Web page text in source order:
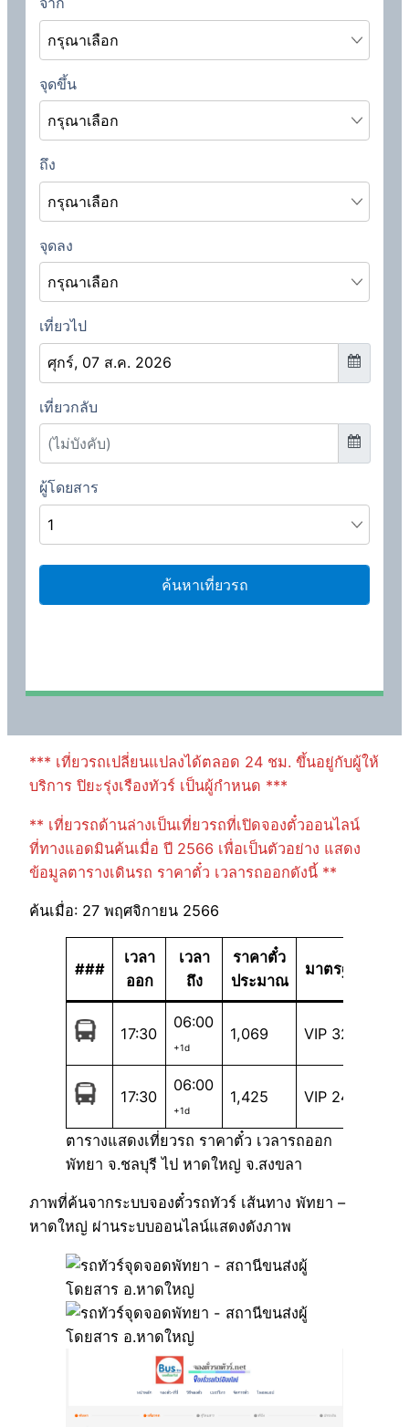
*** เที่ยวรถเปลี่ยนแปลงได้ตลอด 24 ชม. ขึ้นอยู่กับผู้ให้
บริการ ปิยะรุ่งเรืองทัวร์ เป็นผู้กำหนด ***
** เที่ยวรถด้านล่างเป็นเที่ยวรถที่เปิดจองตั๋วออนไลน์
ที่ทางแอดมินค้นเมื่อ ปี 2566 เพื่อเป็นตัวอย่าง แสดง
ข้อมูลตารางเดินรถ ราคาตั๋ว เวลารถออกดังนี้ **
ค้นเมื่อ: 27 พฤศจิกายน 2566
###
เวลา
ออก
เวลา
ถึง
ราคาตั๋ว
ประมาณ
มาตรฐาน
17:30
06:00
+1d
1,069 VIP 32
17:30
06:00
+1d
1,425 VIP 24
ตารางแสดงเที่ยวรถ ราคาตั๋ว เวลารถออก
พัทยา จ.ชลบุรี ไป หาดใหญ่ จ.สงขลา
ภาพที่ค้นจากระบบจองตั๋วรถทัวร์ เส้นทาง พัทยา –
หาดใหญ่ ผ่านระบบออนไลน์แสดงดังภาพ